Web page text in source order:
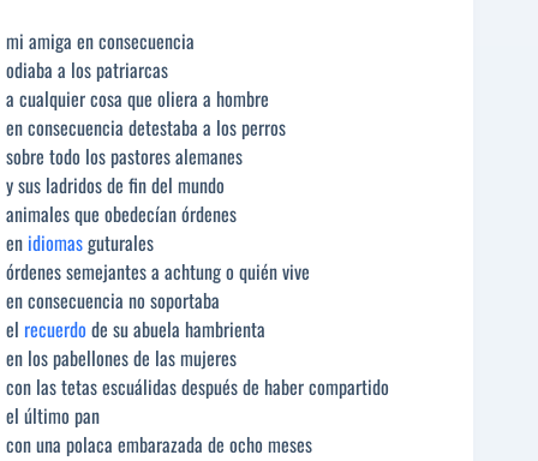
mi amiga en consecuencia
odiaba a los patriarcas
a cualquier cosa que oliera a hombre
en consecuencia detestaba a los perros
sobre todo los pastores alemanes
y sus ladridos de fin del mundo
animales que obedecían órdenes
en idiomasguturales
órdenes semejantes a achtung o quién vive
en consecuencia no soportaba
el recuerdo de su abuela hambrienta
en los pabellones de las mujeres
con las tetas escuálidas después de haber compartido
el último pan
con una polaca embarazada de ocho meses